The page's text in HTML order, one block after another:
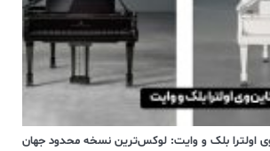
اولترا بلک و وایت: لوکس‌ترین نسخه محدود جهان